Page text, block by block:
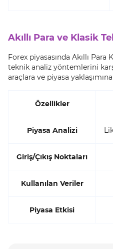
Akıllı Para ve Klasik
Forex piyasasında Akıllı
teknik analiz yöntemlerini
araçlara ve piyasa
Özellikler
Piyasa Analizi
Giriş/Çıkış Noktaları
Kullanılan Veriler
Piyasa Etkisi